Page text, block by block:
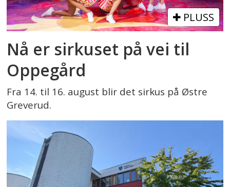
PLUSS
Nå er sirkuset på vei til
Oppegård
Fra 14. til 16. august blir det sirkus på Østre
Greverud.